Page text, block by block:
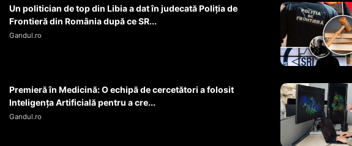
Un politician de top din Libia a dat în judecată Poliția de
Frontieră din România după ce SR...
Gandul.ro
Premieră în Medicină: O echipă de cercetători a folosit
Inteligența Artificială pentru a cre...
Gandul.ro